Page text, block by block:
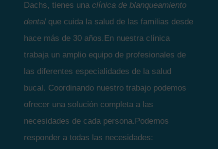
Dachs, tienes unaclínica de blanqueamiento
dental que cuida la salud de las familias desde
hace más de 30 años.En nuestra clínica
trabaja un amplio equipo de profesionales de
las diferentes especialidades de la salud
bucal. Coordinando nuestro trabajo podemos
ofrecer una solución completa a las
necesidades de cada persona.Podemos
responder a todas las necesidades: